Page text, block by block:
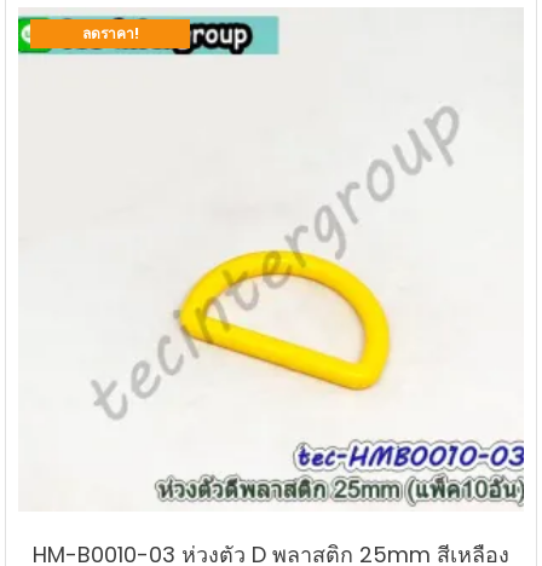
ลดราคา!
HM-B0010-03 ห่วงตัว D พลาสติก 25mm สีเหลือง